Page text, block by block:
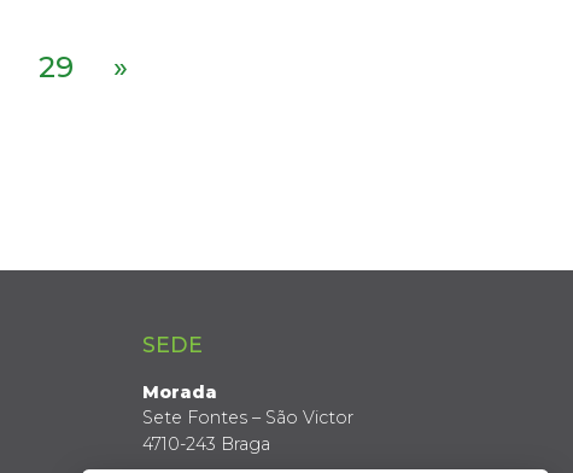
29 »
SEDE
Morada
Sete Fontes – São Victor
4710-243 Braga